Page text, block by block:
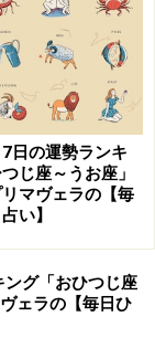
を救いに行く金
く、双子を背
振り落として
の最大の武器
ょう。優れた勇
日の運勢ランキ
じ座～うお座」
マヴェラの【毎
い】
グ「おひつじ座
ェラの【毎日ひ